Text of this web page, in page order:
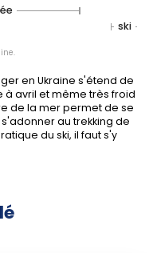
ski
en Ukraine s'étend de
avril et même très froid
de la mer permet de se
au trekking de
du ski, il faut s'y